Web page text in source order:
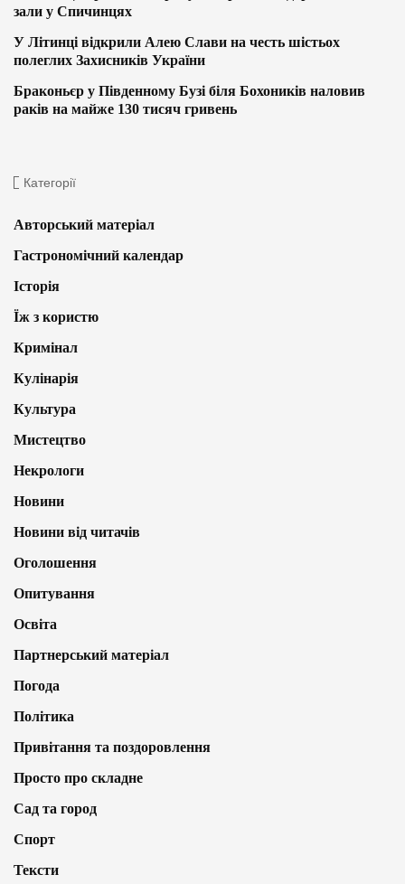
зали у Спичинцях
У Літинці відкрили Алею Слави на честь шістьох
полеглих Захисників України
Браконьєр у Південному Бузі біля Бохоників наловив
раків на майже 130 тисяч гривень
Категорії
Авторський матеріал
Гастрономічний календар
Історія
Їж з користю
Кримінал
Кулінарія
Культура
Мистецтво
Некрологи
Новини
Новини від читачів
Оголошення
Опитування
Освіта
Партнерський матеріал
Погода
Політика
Привітання та поздоровлення
Просто про складне
Сад та город
Спорт
Тексти